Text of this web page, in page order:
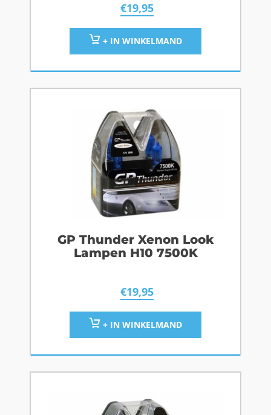
€19,95
+ IN WINKELMAND
GP Thunder Xenon Look
Lampen H10 7500K
€19,95
+ IN WINKELMAND